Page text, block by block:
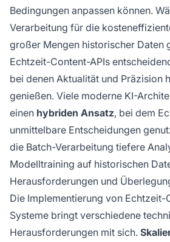
Bedingungen anpassen können.
Verarbeitung für die
großer Mengen historischer Daten
Echtzeit-Content-APIs
bei denen Aktualität und Präzision
genießen. Viele moderne KI-
einen hybriden Ansatz, bei dem
unmittelbare Entscheidungen
die Batch-Verarbeitung tiefere
Modelltraining auf historischen
Herausforderungen und
Die Implementierung von Echtzeit-
Systeme bringt verschiedene
Herausforderungen mit sich.